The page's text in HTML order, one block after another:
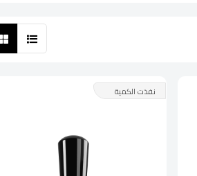
نفذت الكمية